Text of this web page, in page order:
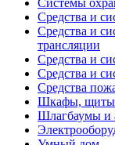
Средства и
Средства и
трансляции
Средства и
Средства и
Средства
Шкафы, щиты
Шлагбаумы и